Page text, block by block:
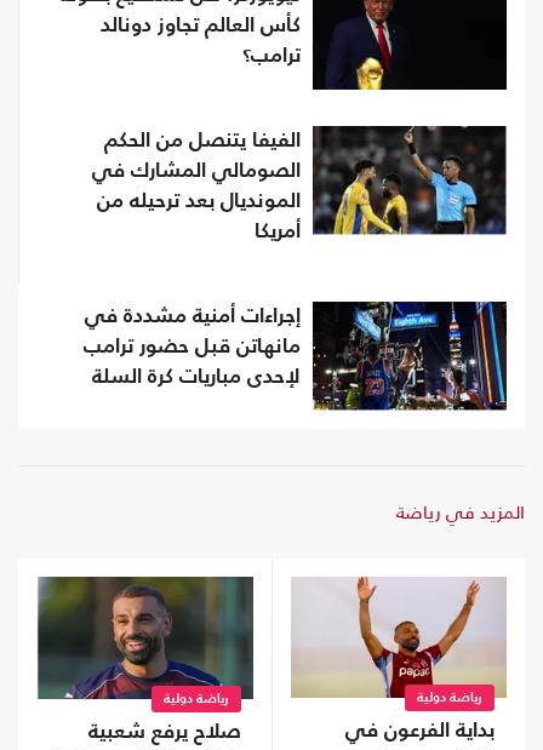
كأس العالم تجاوز دونالد
ترامب؟
الفيفا يتنصل من الحكم
الصومالي المشارك في
المونديال بعد ترحيله من
أمريكا
إجراءات أمنية مشددة في
مانهاتن قبل حضور ترامب
لإحدى مباريات كرة السلة
المزيد في رياضة
رياضة دولية
بداية الفرعون في
رياضة دولية
صلاح يرفع شعبية